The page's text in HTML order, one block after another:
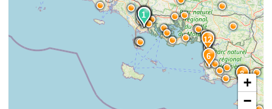
14
12
10
8
6
4
2
1
1
+
−